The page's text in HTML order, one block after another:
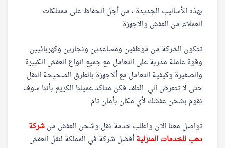
بهذه الأساليب الجديدة ، من أجل الحفاظ على ممتلكات
العملاء من العفش والاجهزة.
تتكون الشركة من موظفين ومساعدين ونجارين وكهربائيين
وقوة عاملة مدربة على التعامل مع جميع انواع العفش الكبيرة
والصغيرة وكيفية التعامل مع ألاجهزة بالطرق الصحيحة النقل
حتى لا تتعرض الي التلف فكن متاكد عميلنا الكريم بأننا سوف
نقوم بشحن عفشك لأي مكان بأمان تام.
تواصل معنا الآن واطلب خدمة نقل وشحن العفش منشركة
دهب للخدمات المنزليةأفضل شركة في المملكة لنقل العفش.